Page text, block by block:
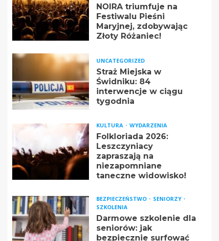
NOIRA triumfuje na
Festiwalu Pieśni
Maryjnej, zdobywając
Złoty Różaniec!
UNCATEGORIZED
Straż Miejska w
Świdniku: 84
interwencje w ciągu
tygodnia
KULTURA WYDARZENIA
Folkloriada 2026:
Leszczyniacy
zapraszają na
niezapomniane
taneczne widowisko!
BEZPIECZEŃSTWO
SENIORZY
SZKOLENIA
Darmowe szkolenie dla
seniorów: jak
bezpiecznie surfować